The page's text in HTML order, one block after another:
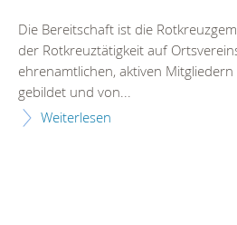
Die Bereitschaft ist die
der Rotkreuztätigkeit auf
ehrenamtlichen, aktiven
gebildet und von...
Weiterlesen